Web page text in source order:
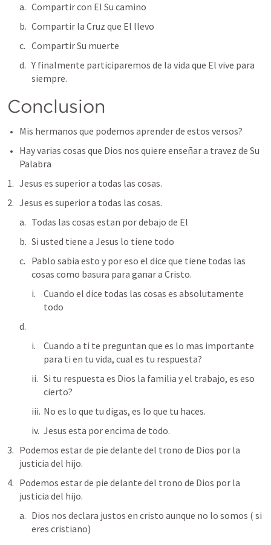
Compartir con El Su camino
Compartir la Cruz que El llevo
Compartir Su muerte
Y finalmente participaremos de la vida que El vive para
siempre.
Conclusion
Mis hermanos que podemos aprender de estos versos?
Hay varias cosas que Dios nos quiere enseñar a travez de Su
Palabra
Jesus es superior a todas las cosas.
Jesus es superior a todas las cosas.
Todas las cosas estan por debajo de El
Si usted tiene a Jesus lo tiene todo
Pablo sabia esto y por eso el dice que tiene todas las
cosas como basura para ganar a Cristo.
Cuando el dice todas las cosas es absolutamente
todo
Cuando a ti te preguntan que es lo mas importante
para ti en tu vida, cual es tu respuesta?
Si tu respuesta es Dios la familia y el trabajo, es eso
cierto?
No es lo que tu digas, es lo que tu haces.
Jesus esta por encima de todo.
Podemos estar de pie delante del trono de Dios por la
justicia del hijo.
Podemos estar de pie delante del trono de Dios por la
justicia del hijo.
Dios nos declara justos en cristo aunque no lo somos ( si
eres cristiano)